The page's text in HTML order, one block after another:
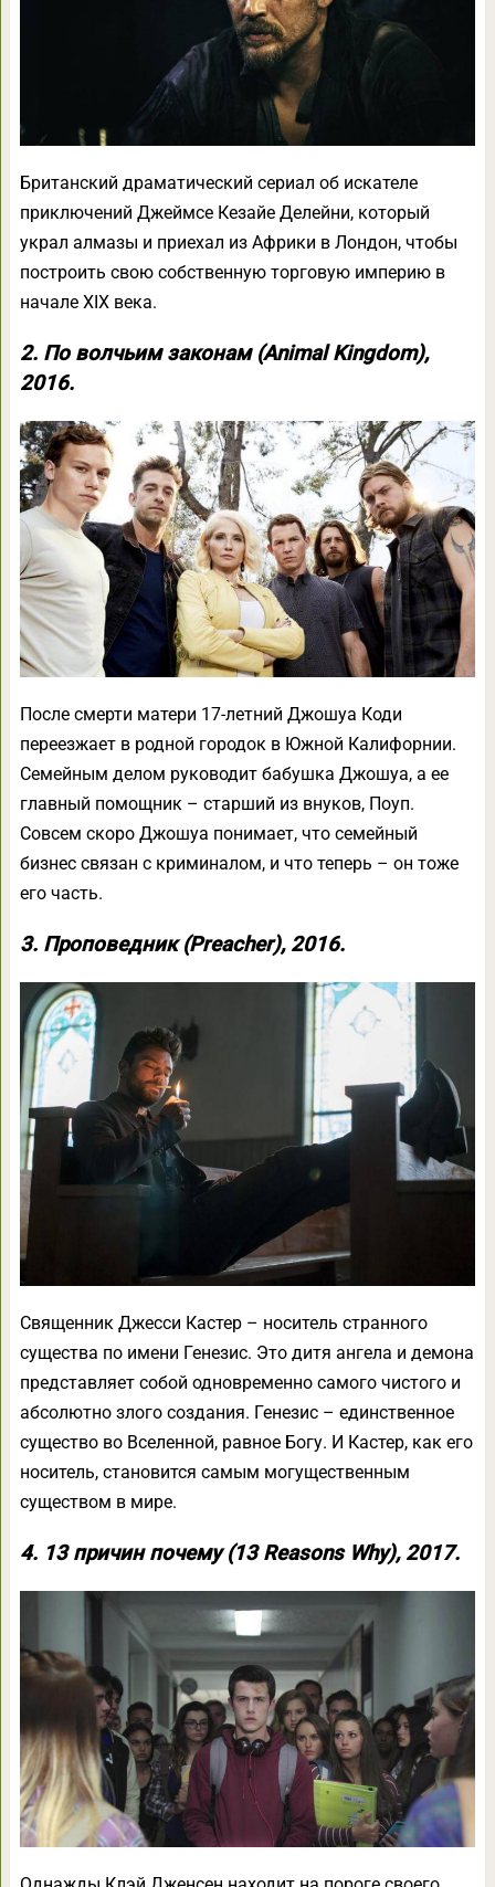
Британский драматический сериал об искателе
приключений Джеймсе Кезайе Делейни, который
украл алмазы и приехал из Африки в Лондон, чтобы
построить свою собственную торговую империю в
начале XIX века.
2. По волчьим законам (Animal Kingdom),
2016.
После смерти матери 17-летний Джошуа Коди
переезжает в родной городок в Южной Калифорнии.
Семейным делом руководит бабушка Джошуа, а ее
главный помощник – старший из внуков, Поуп.
Совсем скоро Джошуа понимает, что семейный
бизнес связан с криминалом, и что теперь – он тоже
его часть.
3. Проповедник (Preacher), 2016.
Священник Джесси Кастер – носитель странного
существа по имени Генезис. Это дитя ангела и демона
представляет собой одновременно самого чистого и
абсолютно злого создания. Генезис – единственное
существо во Вселенной, равное Богу. И Кастер, как его
носитель, становится самым могущественным
существом в мире.
4. 13 причин почему (13 Reasons Why), 2017.